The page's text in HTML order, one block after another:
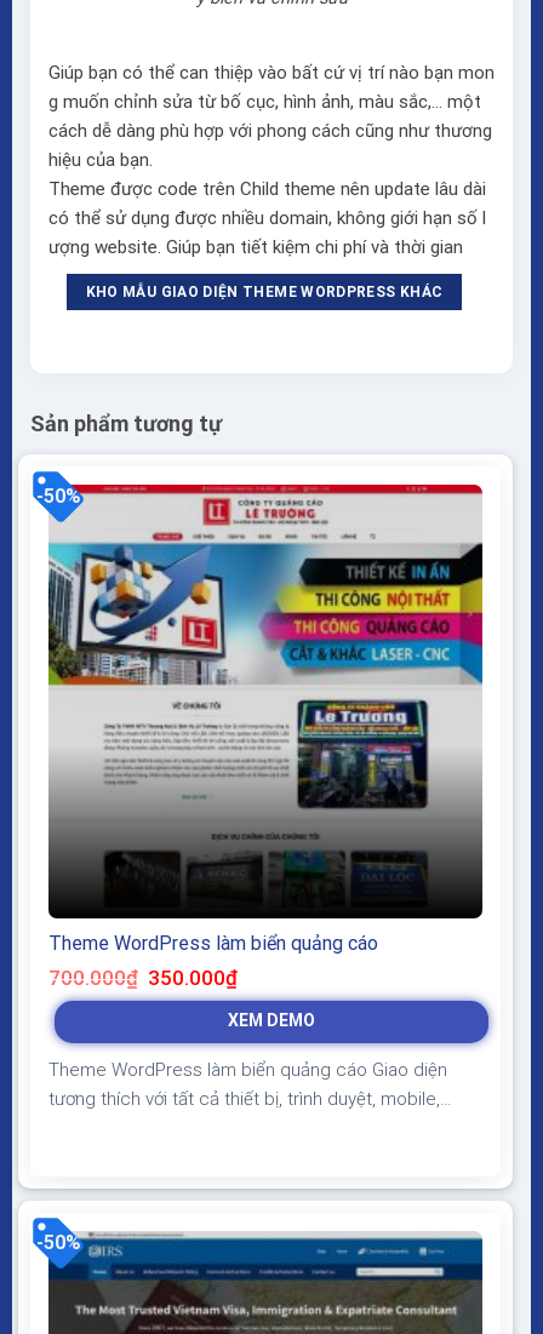
Giúp bạn có thể can thiệp vào bất cứ vị trí nào bạn mon
g muốn chỉnh sửa từ bố cục, hình ảnh, màu sắc,… một
cách dễ dàng phù hợp với phong cách cũng như thương
hiệu của bạn.
Theme được code trên Child theme nên update lâu dài
có thể sử dụng được nhiều domain, không giới hạn số l
ượng website. Giúp bạn tiết kiệm chi phí và thời gian
KHO MẪU GIAO DIỆN THEME WORDPRESS KHÁC
Sản phẩm tương tự
-50%
Theme WordPress làm biển quảng cáo
700.000₫ Giá
gốc
là:
350.000₫Giá
tại
là:
XEM DEMO
Theme WordPress làm biển quảng cáo Giao diện
tương thích với tất cả thiết bị, trình duyệt, mobile,
load nhanh nhẹ tối ưu với các công cụ tìm kiếm
Theme sạch hoàn toàn 100% không virus,...
-50%